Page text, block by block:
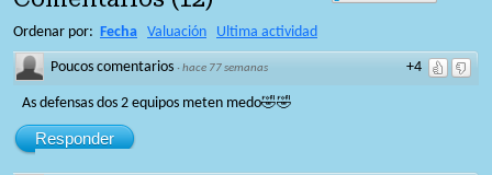
Ordenar por: Fecha Valuación Ultima actividad
+4
Poucos comentarios ·hace 77 semanas
As defensas dos 2 equipos meten medo🤣🤣
Responder